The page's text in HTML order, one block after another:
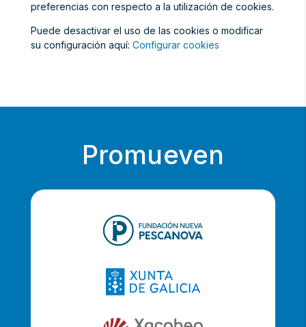
preferencias con respecto a la utilización de cookies.
Puede desactivar el uso de las cookies o modificar
su configuración aquí: Configurar cookies
Promueven